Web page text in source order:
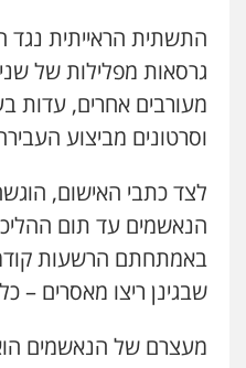
התשתית הראייתית
גרסאות מפלילות של
מעורבים אחרים, עדות
וסרטונים מביצוע
לצד כתבי האישום,
הנאשמים עד תום
באמתחתם הרשעות
שבגינן ריצו מאסרים –
מעצרם של הנאשמים
קורל קרוז –
משפט פלילי
פלילי פשיעה
ומעצרים
עו"ד שגיא
עורכי דין